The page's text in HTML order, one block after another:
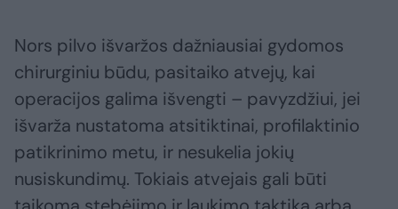
Nors pilvo išvaržos dažniausiai gydomos
chirurginiu būdu, pasitaiko atvejų, kai
operacijos galima išvengti – pavyzdžiui, jei
išvarža nustatoma atsitiktinai, profilaktinio
patikrinimo metu, ir nesukelia jokių
nusiskundimų. Tokiais atvejais gali būti